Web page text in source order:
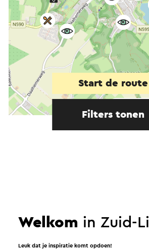
Start de route
Filters tonen
Welkom in Zuid-
Leuk dat je inspiratie komt opdoen!